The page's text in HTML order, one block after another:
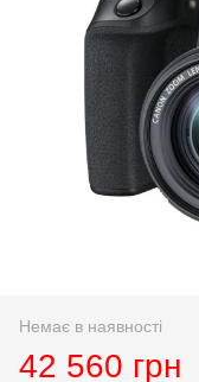
Немає в наявності
42 560 грн